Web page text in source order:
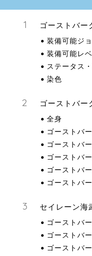
ゴーストバー
装備可能ジ
装備可能レ
ステータス
染色
ゴーストバー
全身
ゴーストバ
ゴーストバ
ゴーストバ
ゴーストバ
ゴーストバ
セイレーン海
ゴーストバ
ゴーストバ
ゴーストバ